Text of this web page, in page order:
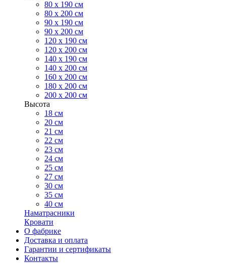
80 х 190 см
80 х 200 см
90 х 190 см
90 х 200 см
120 х 190 см
120 х 200 см
140 х 190 см
140 х 200 см
160 х 200 см
180 х 200 см
200 х 200 см
Высота
18 см
20 см
21 см
22 см
23 см
24 см
25 см
27 см
30 см
35 см
40 см
Наматрасники
Кровати
О фабрике
Доставка и оплата
Гарантии и сертификаты
Контакты